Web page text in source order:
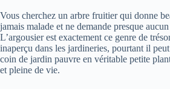
Vous cherchez un arbre fruitier qui donne
jamais malade et ne demande presque
L’argousier est exactement ce genre de
inaperçu dans les jardineries, pourtant il
coin de jardin pauvre en véritable petite
et pleine de vie.